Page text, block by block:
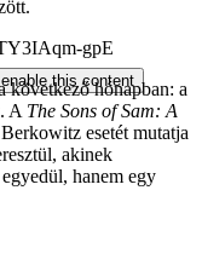
this content
gpE
következő hónapban: a
A The Sons of Sam: A
esetét mutatja
akinek
hanem egy